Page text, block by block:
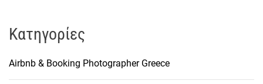
Kατηγορίες
Airbnb & Booking Photographer Greece